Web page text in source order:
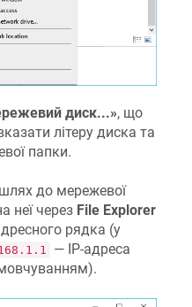
диск...», що
літеру диска та
папки.
до мережевої
неї через File Explorer
рядка (у
— IP-адреса